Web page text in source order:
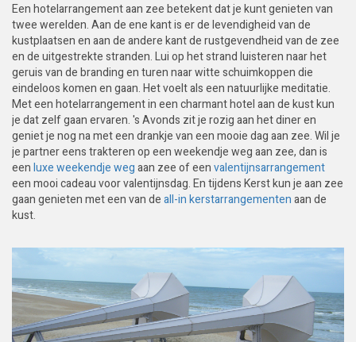
Een hotelarrangement aan zee betekent dat je kunt genieten van
twee werelden. Aan de ene kant is er de levendigheid van de
kustplaatsen en aan de andere kant de rustgevendheid van de zee
en de uitgestrekte stranden. Lui op het strand luisteren naar het
geruis van de branding en turen naar witte schuimkoppen die
eindeloos komen en gaan. Het voelt als een natuurlijke meditatie.
Met een hotelarrangement in een charmant hotel aan de kust kun
je dat zelf gaan ervaren. 's Avonds zit je rozig aan het diner en
geniet je nog na met een drankje van een mooie dag aan zee. Wil je
je partner eens trakteren op een weekendje weg aan zee, dan is
eenluxe weekendje wegaan zee of eenvalentijnsarrangement
een mooi cadeau voor valentijnsdag. En tijdens Kerst kun je aan zee
gaan genieten met een van deall-in kerstarrangementenaan de
kust.